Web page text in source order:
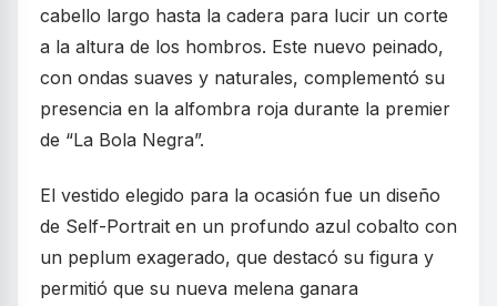
cabello largo hasta la cadera para lucir un corte
a la altura de los hombros. Este nuevo peinado,
con ondas suaves y naturales, complementó su
presencia en la alfombra roja durante la premier
de “La Bola Negra”.
El vestido elegido para la ocasión fue un diseño
de Self-Portrait en un profundo azul cobalto con
un peplum exagerado, que destacó su figura y
permitió que su nueva melena ganara